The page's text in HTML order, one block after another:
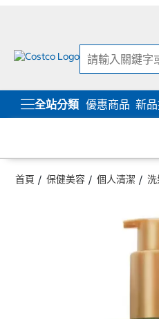
全站分類 優惠商品 新
首頁 保健美容 個人清潔